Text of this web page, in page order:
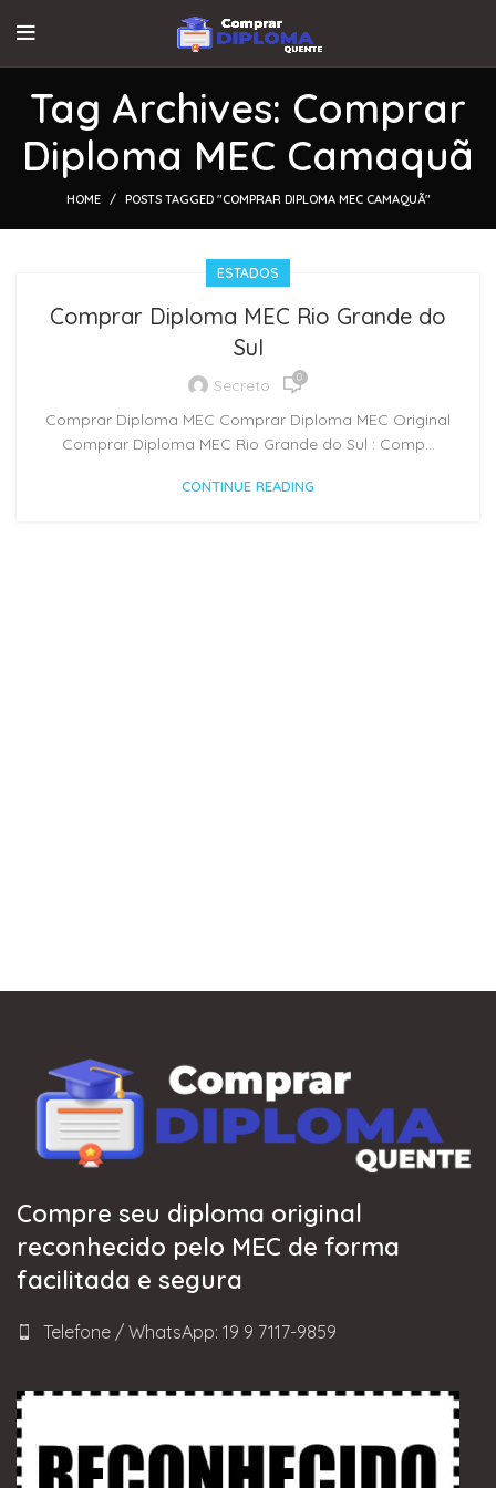
Tag Archives: Comprar
Diploma MEC Camaquã
HOME POSTS TAGGED "COMPRAR DIPLOMA MEC CAMAQUÃ"
ESTADOS
Comprar Diploma MEC Rio Grande do
Sul
Secreto 0
Comprar Diploma MEC Comprar Diploma MEC Original
Comprar Diploma MEC Rio Grande do Sul : Comp...
CONTINUE READING
Compre seu diploma original
reconhecido pelo MEC de forma
facilitada e segura
Telefone / WhatsApp: 19 9 7117-9859